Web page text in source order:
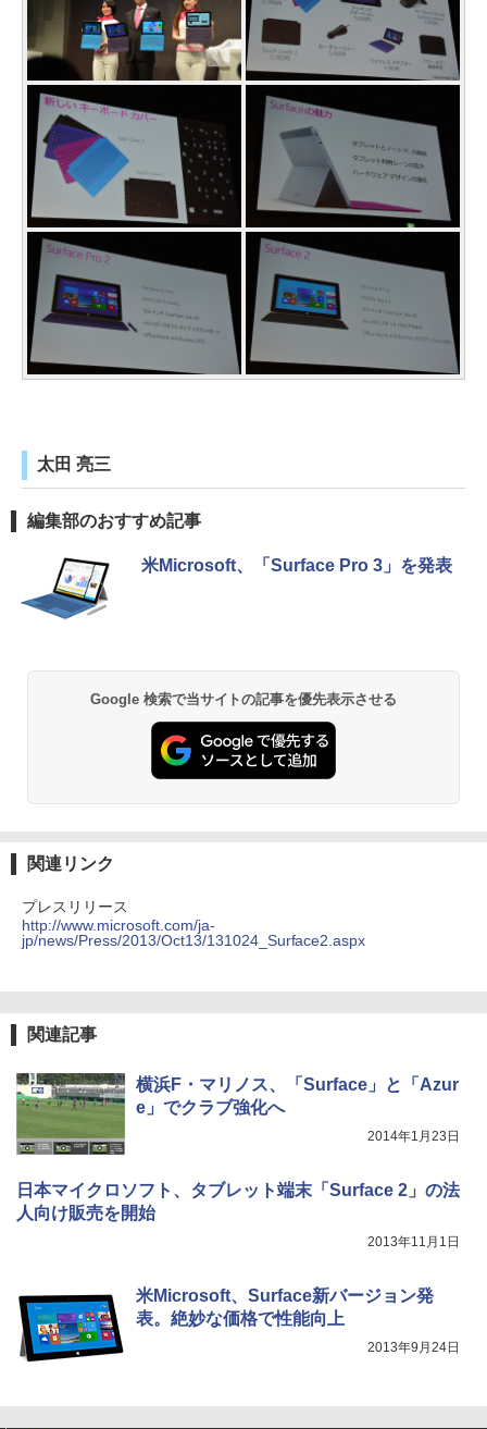
太田 亮三
編集部のおすすめ記事
米Microsoft、「Surface Pro 3」を発表
Google 検索で当サイトの記事を優先表示させる
関連リンク
プレスリリース
http://www.microsoft.com/ja-
jp/news/Press/2013/Oct13/131024_Surface2.aspx
関連記事
横浜F・マリノス、「Surface」と「Azur
e」でクラブ強化へ
2014年1月23日
日本マイクロソフト、タブレット端末「Surface 2」の法
人向け販売を開始
2013年11月1日
米Microsoft、Surface新バージョン発
表。絶妙な価格で性能向上
2013年9月24日